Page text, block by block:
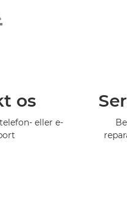
os
eller e-